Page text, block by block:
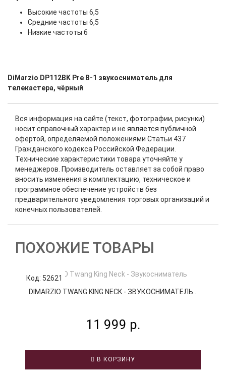
Высокие частоты 6,5
Средние частоты 6,5
Низкие частоты 6
DiMarzio DP112BK Pre B-1 звукосниматель для
телекастера, чёрный
Вся информация на сайте (текст, фотографии, рисунки)
носит справочный характер и не является публичной
офертой, определяемой положениями Статьи 437
Гражданского кодекса Российской Федерации.
Технические характеристики товара уточняйте у
менеджеров. Производитель оставляет за собой право
вносить изменения в комплектацию, техническое и
программное обеспечение устройств без
предварительного уведомления торговых организаций и
конечных пользователей.
ПОХОЖИЕ ТОВАРЫ
Код: 52621
DIMARZIO TWANG KING NECK - ЗВУКОСНИМАТЕЛЬ...
11 999 р.
В КОРЗИНУ